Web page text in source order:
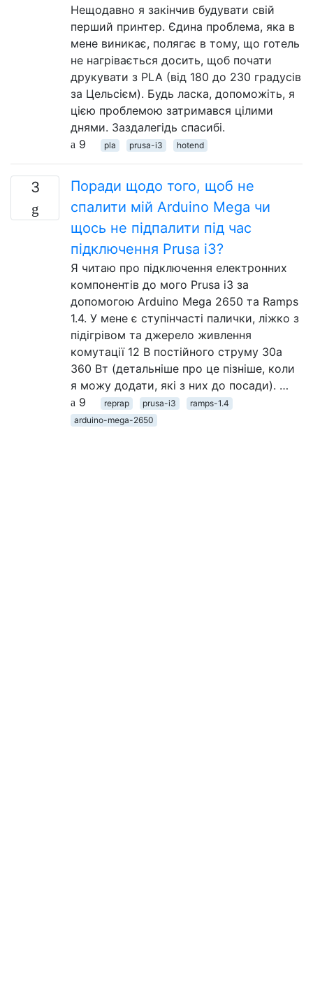
Нещодавно я закінчив будувати свій
перший принтер. Єдина проблема, яка в
мене виникає, полягає в тому, що готель
не нагрівається досить, щоб почати
друкувати з PLA (від 180 до 230 градусів
за Цельсієм). Будь ласка, допоможіть, я
цією проблемою затримався цілими
днями. Заздалегідь спасибі.
9
pla prusa-i3 hotend
3
Поради щодо того, щоб не
спалити мій Arduino Mega чи
щось не підпалити під час
підключення Prusa i3?
Я читаю про підключення електронних
компонентів до мого Prusa i3 за
допомогою Arduino Mega 2650 та Ramps
1.4. У мене є ступінчасті палички, ліжко з
підігрівом та джерело живлення
комутації 12 В постійного струму 30а
360 Вт (детальніше про це пізніше, коли
я можу додати, які з них до посади). …
9
reprap prusa-i3
ramps-1.4
arduino-mega-2650